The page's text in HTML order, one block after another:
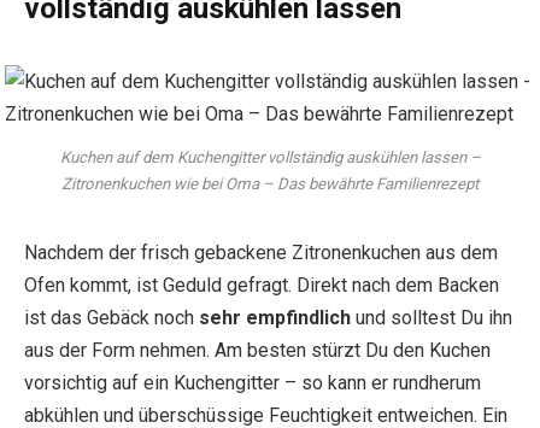
vollständig auskühlen lassen
Kuchen auf dem Kuchengitter vollständig auskühlen lassen –
Zitronenkuchen wie bei Oma – Das bewährte Familienrezept
Nachdem der frisch gebackene Zitronenkuchen aus dem
Ofen kommt, ist Geduld gefragt. Direkt nach dem Backen
ist das Gebäck noch sehr empfindlich und solltest Du ihn
aus der Form nehmen. Am besten stürzt Du den Kuchen
vorsichtig auf ein Kuchengitter – so kann er rundherum
abkühlen und überschüssige Feuchtigkeit entweichen. Ein